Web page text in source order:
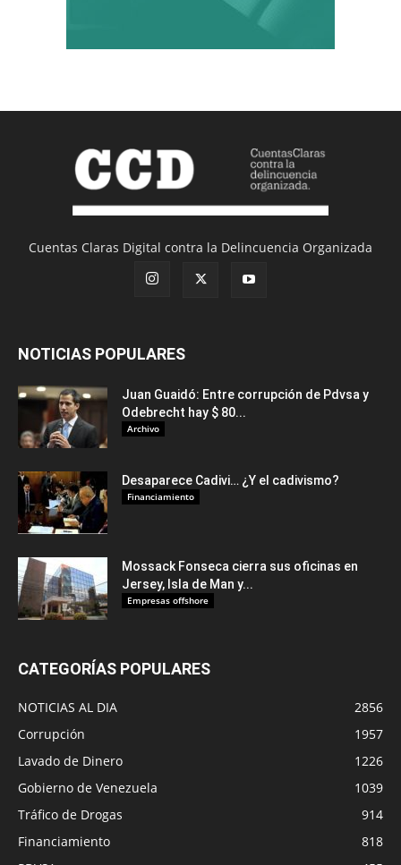
Cuentas Claras Digital contra la Delincuencia Organizada
NOTICIAS POPULARES
Juan Guaidó: Entre corrupción de Pdvsa y
Odebrecht hay $ 80...
Archivo
Desaparece Cadivi… ¿Y el cadivismo?
Financiamiento
Mossack Fonseca cierra sus oficinas en
Jersey, Isla de Man y...
Empresas offshore
CATEGORÍAS POPULARES
NOTICIAS AL DIA
2856
Corrupción
1957
Lavado de Dinero
1226
Gobierno de Venezuela
1039
Tráfico de Drogas
914
Financiamiento
818